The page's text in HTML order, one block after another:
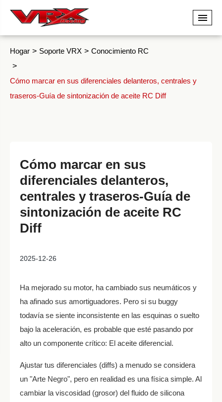
Hogar Soporte VRX Conocimiento RC
Cómo marcar en sus diferenciales delanteros, centrales y
traseros-Guía de sintonización de aceite RC Diff
Cómo marcar en sus
diferenciales delanteros,
centrales y traseros-Guía de
sintonización de aceite RC
Diff
2025-12-26
Ha mejorado su motor, ha cambiado sus neumáticos y
ha afinado sus amortiguadores. Pero si su buggy
todavía se siente inconsistente en las esquinas o suelto
bajo la aceleración, es probable que esté pasando por
alto un componente crítico: El aceite diferencial.
Ajustar tus diferenciales (diffs) a menudo se considera
un "Arte Negro", pero en realidad es una física simple. Al
cambiar la viscosidad (grosor) del fluido de silicona